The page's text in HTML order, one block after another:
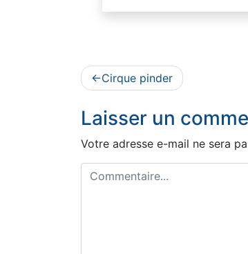
Navigation
l’article
Cirque pinder
Laisser un
Votre adresse e-mail ne sera